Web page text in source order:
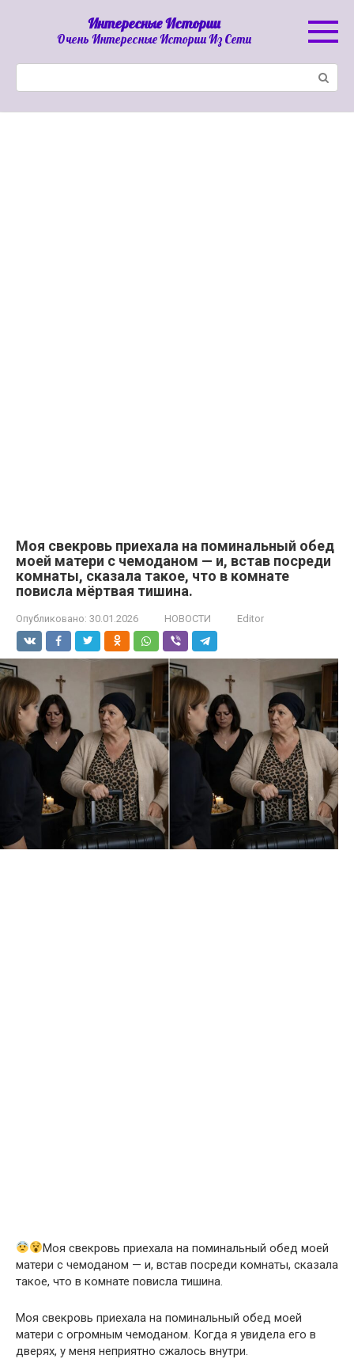
Интересные Истории
Очень Интересные Истории Из Сети
Моя свекровь приехала на поминальный обед
моей матери с чемоданом — и, встав посреди
комнаты, сказала такое, что в комнате
повисла мёртвая тишина.
Опубликовано: 30.01.2026 НОВОСТИ Editor
Моя свекровь приехала на поминальный обед моей
матери с чемоданом — и, встав посреди комнаты, сказала
такое, что в комнате повисла тишина.
Моя свекровь приехала на поминальный обед моей
матери с огромным чемоданом. Когда я увидела его в
дверях, у меня неприятно сжалось внутри.